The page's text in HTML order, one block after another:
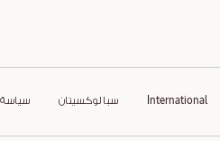
International سبا لوكسيتان